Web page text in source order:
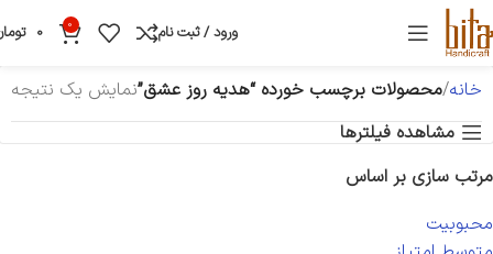
ورود / ثبت نام 0
0
خانه محصولات برچسب خورده “هدیه روز عشق”نمایش یک نتیجه
مشاهده فیلترها
مرتب سازی بر اساس
محبوبیت